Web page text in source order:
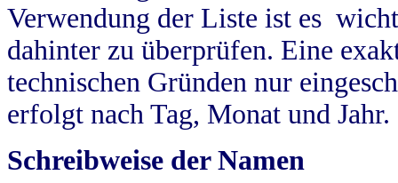
Verwendung der Liste ist es
dahinter zu überprüfen. Eine
technischen Gründen nur
erfolgt nach Tag, Monat und Jahr.
Schreibweise der Namen